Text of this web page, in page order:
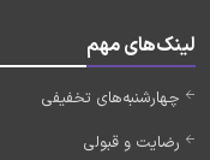
لینک‌های مهم
چهارشنبه‌های تخفیفی
رضایت و قبولی